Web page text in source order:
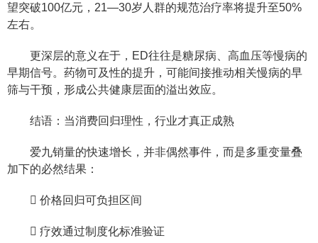
望突破100亿元，21—30岁人群的规范治疗率将提升至50%
左右。
更深层的意义在于，ED往往是糖尿病、高血压等慢病的
早期信号。药物可及性的提升，可能间接推动相关慢病的早
筛与干预，形成公共健康层面的溢出效应。
结语：当消费回归理性，行业才真正成熟
爱九销量的快速增长，并非偶然事件，而是多重变量叠
加下的必然结果：
 价格回归可负担区间
 疗效通过制度化标准验证